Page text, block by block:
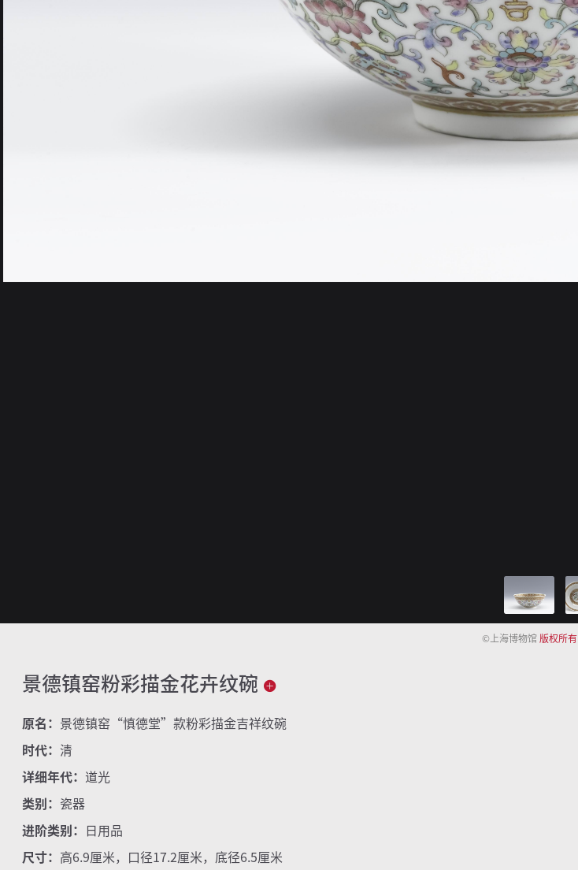
©上海博物馆版权所有
景德镇窑粉彩描金花卉纹碗
原名： 景德镇窑“慎德堂”款粉彩描金吉祥纹碗
时代： 清
详细年代： 道光
类别： 瓷器
进阶类别： 日用品
尺寸： 高6.9厘米，口径17.2厘米，底径6.5厘米